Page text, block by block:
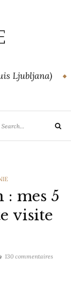
Ljubljana)
Search
: mes 5
visite
130 commentairessur